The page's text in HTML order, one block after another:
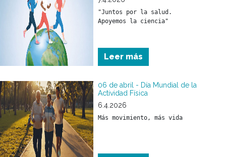
"Juntos por la salud.
Leer más
06 de abril - Día Mundial de la
Actividad Física
6.4.2026
Más movimiento, más vida